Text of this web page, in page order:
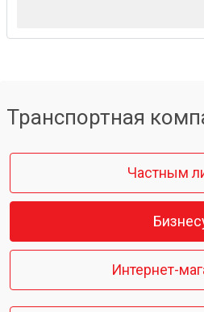
Транспортная
Частным
Интернет-